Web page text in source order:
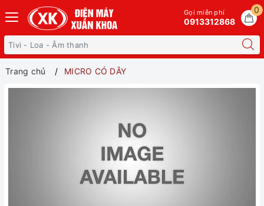
0
Gọi miễn phí
0913312868
Trang chủ MICRO CÓ DÂY